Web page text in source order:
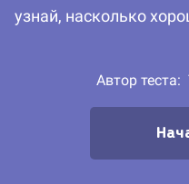
узнай, насколько
Автор теста: